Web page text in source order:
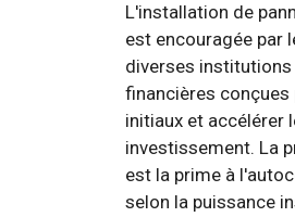
L'installation de
est encouragée par
diverses
financières
initiaux et accélérer
investissement. La
est la prime à
selon la puissance